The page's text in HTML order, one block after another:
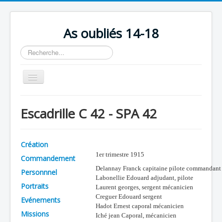
As oubliés 14-18
Rechercher
Basculer
la
Chronologie
Avions
Personnels
Formation
Doctrines
Escadrille C 42 - SPA 42
Création
Commandement
Personnnel
Portraits
Evénements
Missions
1er trimestre 1915
Delannay Franck capitaine pilote commandant
Labonellie Edouard adjudant, pilote
Laurent georges, sergent mécanicien
Creguer Edouard sergent
Hadot Ernest caporal mécanicien
Iché jean Caporal, mécanicien